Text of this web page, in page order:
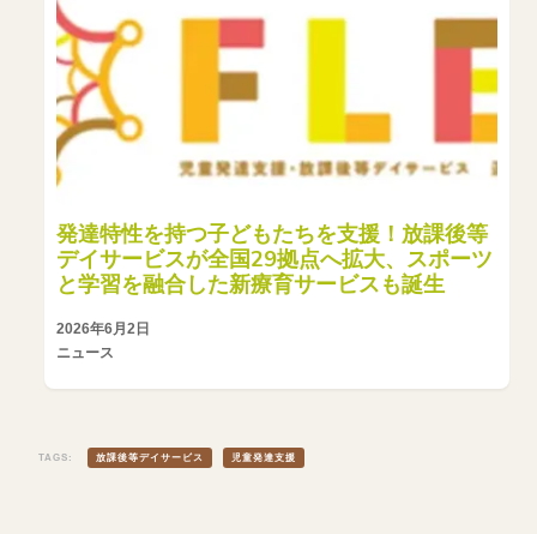
発達特性を持つ子どもたちを支援！放課後等
デイサービスが全国29拠点へ拡大、スポーツ
と学習を融合した新療育サービスも誕生
2026年6月2日
ニュース
TAGS: 放課後等デイサービス 児童発達支援